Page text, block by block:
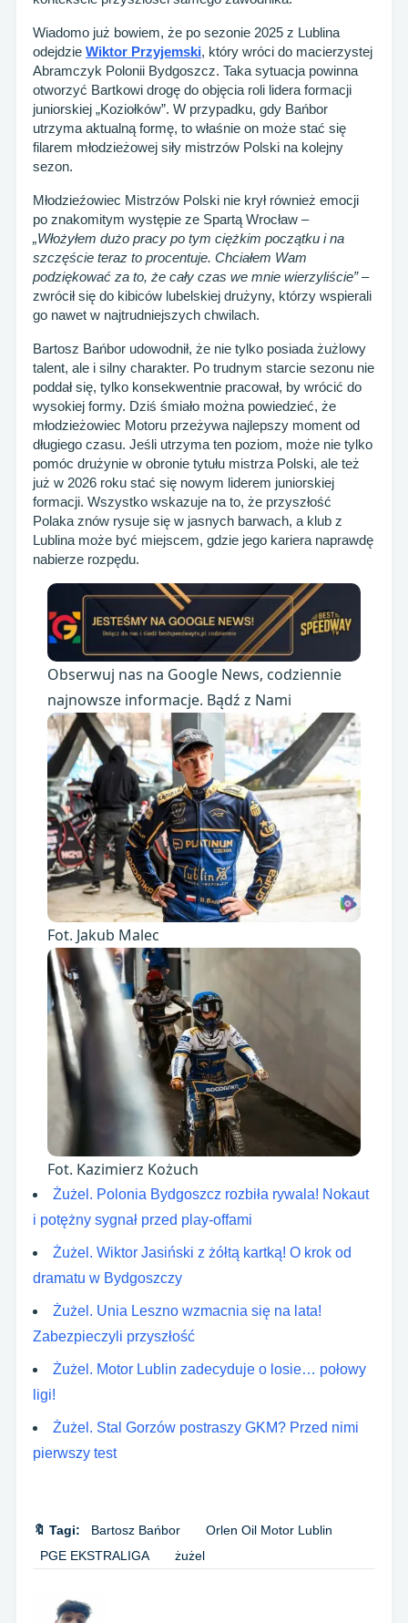
Wiadomo już bowiem, że po sezonie 2025 z Lublina
odejdzie Wiktor Przyjemski, który wróci do macierzystej
Abramczyk Polonii Bydgoszcz. Taka sytuacja powinna
otworzyć Bartkowi drogę do objęcia roli lidera formacji
juniorskiej „Koziołków”. W przypadku, gdy Bańbor
utrzyma aktualną formę, to właśnie on może stać się
filarem młodzieżowej siły mistrzów Polski na kolejny
sezon.
Młodzieźowiec Mistrzów Polski nie krył również emocji
po znakomitym występie ze Spartą Wrocław –
„Włożyłem dużo pracy po tym ciężkim początku i na
szczęście teraz to procentuje. Chciałem Wam
podziękować za to, że cały czas we mnie wierzyliście”–
zwrócił się do kibiców lubelskiej drużyny, którzy wspierali
go nawet w najtrudniejszych chwilach.
Bartosz Bańbor udowodnił, że nie tylko posiada żużlowy
talent, ale i silny charakter. Po trudnym starcie sezonu nie
poddał się, tylko konsekwentnie pracował, by wrócić do
wysokiej formy. Dziś śmiało można powiedzieć, że
młodzieżowiec Motoru przeżywa najlepszy moment od
długiego czasu. Jeśli utrzyma ten poziom, może nie tylko
pomóc drużynie w obronie tytułu mistrza Polski, ale też
już w 2026 roku stać się nowym liderem juniorskiej
formacji. Wszystko wskazuje na to, że przyszłość
Polaka znów rysuje się w jasnych barwach, a klub z
Lublina może być miejscem, gdzie jego kariera naprawdę
nabierze rozpędu.
Obserwuj nas na Google News, codziennie
najnowsze informacje. Bądź z Nami
Fot. Jakub Malec
Fot. Kazimierz Kożuch
Żużel. Polonia Bydgoszcz rozbiła rywala! Nokaut
i potężny sygnał przed play-offami
Żużel. Wiktor Jasiński z żółtą kartką! O krok od
dramatu w Bydgoszczy
Żużel. Unia Leszno wzmacnia się na lata!
Zabezpieczyli przyszłość
Żużel. Motor Lublin zadecyduje o losie… połowy
ligi!
Żużel. Stal Gorzów postraszy GKM? Przed nimi
pierwszy test
🔖 Tagi: Bartosz Bańbor
Orlen Oil Motor Lublin
PGE EKSTRALIGA
żużel